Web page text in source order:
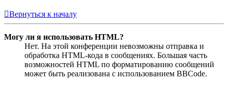
Вернуться к началу
Могу ли я использовать HTML?
Нет. На этой конференции невозможны отправка и
обработка HTML-кода в сообщениях. Большая часть
возможностей HTML по форматированию сообщений
может быть реализована с использованием BBCode.